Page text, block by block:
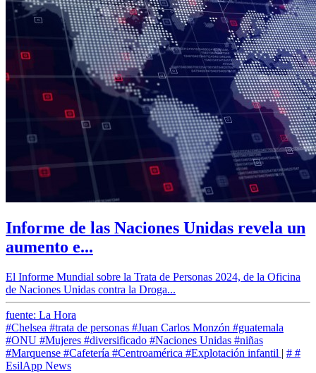
Informe de las Naciones Unidas revela un
aumento e...
El Informe Mundial sobre la Trata de Personas 2024, de la Oficina
de Naciones Unidas contra la Droga...
fuente: La Hora
#Chelsea #trata de personas #Juan Carlos Monzón #guatemala
#ONU #Mujeres #diversificado #Naciones Unidas #niñas
#Marquense #Cafetería #Centroamérica #Explotación infantil | # #
EsilApp News